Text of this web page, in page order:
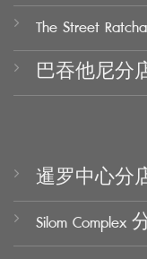
The Street
巴吞他尼分
暹罗中心分
Silom Complex